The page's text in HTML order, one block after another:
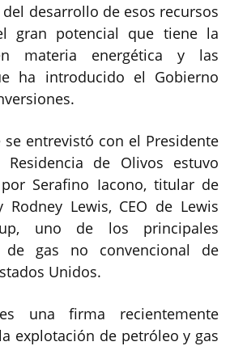
desarrollo de esos recursos
gran potencial que tiene la
materia energética y las
ha introducido el Gobierno
se entrevistó con el Presidente
de Olivos estuvo
por Serafino Iacono, titular de
Rodney Lewis, CEO de Lewis
uno de los principales
de gas no convencional de
Unidos.
una firma recientemente
explotación de petróleo y gas